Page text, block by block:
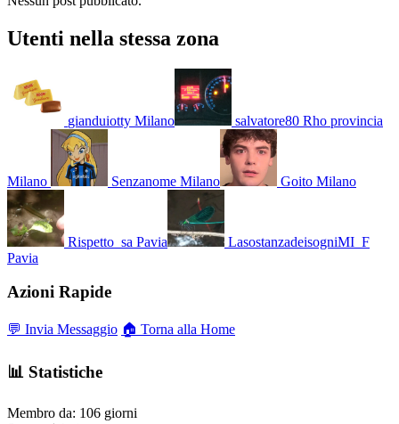
Utenti nella stessa zona
gianduiotty Milano salvatore80 Rho provincia
Milano Senzanome Milano Goito Milano
Rispetto_sa Pavia
LasostanzadeisogniMI_F
Pavia
Azioni Rapide
💬 Invia Messaggio 🏠 Torna alla Home
📊 Statistiche
Membro da: 106 giorni